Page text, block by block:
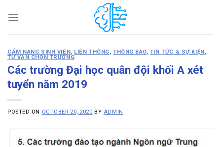
CẨM NANG SINH VIÊN, LIÊN THÔNG, THÔNG BÁO,TIN TỨC & SỰ KIỆN,
TƯ VẤN CHỌN TRƯỜNG
Các trường Đại học quân đội khối A xét
tuyển năm 2019
POSTED ON OCTOBER 20, 2020 BY ADMIN